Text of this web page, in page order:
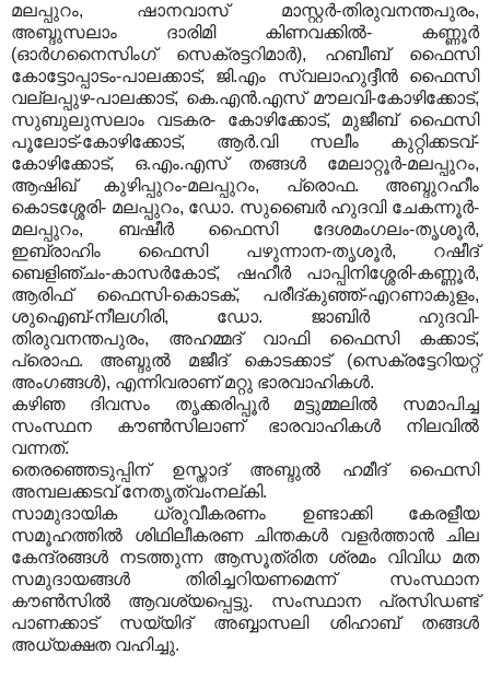
മലപ്പുറം, ഷാനവാസ് മാസ്റ്റര്‍-തിരുവനന്തപുരം,
അബ്ദുസലാം ദാരിമി കിണവക്കില്‍- കണ്ണൂര്‍
(ഓര്‍ഗനൈസിംഗ് സെക്രട്ടറിമാര്‍), ഹബീബ് ഫൈസി
കോട്ടോപ്പാടം-പാലക്കാട്, ജി.എം സ്വലാഹുദ്ദീന്‍ ഫൈസി
വല്ലപ്പുഴ-പാലക്കാട്, കെ.എന്‍.എസ് മൗലവി-കോഴിക്കോട്,
സുബുലുസലാം വടകര- കോഴിക്കോട്, മുജീബ് ഫൈസി
പൂലോട്-കോഴിക്കോട്, ആര്‍.വി സലീം കുറ്റിക്കടവ്-
കോഴിക്കോട്, ഒ.എം.എസ് തങ്ങള്‍ മേലാറ്റൂര്‍-മലപ്പുറം,
ആഷിഖ് കുഴിപ്പുറം-മലപ്പുറം, പ്രൊഫ. അബ്ദുറഹീം
കൊടശ്ശേരി- മലപ്പുറം, ഡോ. സുബൈര്‍ ഹുദവി ചേകന്നൂര്‍-
മലപ്പുറം, ബഷീര്‍ ഫൈസി ദേശമംഗലം-തൃശൂര്‍,
ഇബ്രാഹിം ഫൈസി പഴുന്നാന-തൃശൂര്‍, റഷീദ്
ബെളിഞ്ചം-കാസര്‍കോട്, ഷഹീര്‍ പാപ്പിനിശ്ശേരി-കണ്ണൂര്‍,
ആരിഫ് ഫൈസി-കൊടക്, പരീദ്കുഞ്ഞ്-എറണാകുളം,
ശുഐബ്-നീലഗിരി, ഡോ. ജാബിര്‍ ഹുദവി-
തിരുവനന്തപുരം, അഹമ്മദ് വാഫി ഫൈസി കക്കാട്,
പ്രൊഫ. അബ്ദുല്‍ മജീദ് കൊടക്കാട് (സെക്രട്ടേറിയറ്റ്
അംഗങ്ങള്‍), എന്നിവരാണ് മറ്റു ഭാരവാഹികള്‍.
കഴിഞ ദിവസം തൃക്കരിപ്പൂര്‍ മട്ടുമ്മലില്‍ സമാപിച്ച
സംസ്ഥന കൗണ്‍സിലാണ് ഭാരവാഹികൾ നിലവിൽ
വന്നത്.
തെരഞ്ഞെടുപ്പിന് ഉസ്താദ്‌ അബ്ദുല്‍ ഹമീദ് ഫൈസി
അമ്പലക്കടവ് നേതൃത്വംനല്കി.
സാമുദായിക ധ്രുവീകരണം ഉണ്ടാക്കി കേരളീയ
സമൂഹത്തില്‍ ശിഥിലീകരണ ചിന്തകള്‍ വളര്‍ത്താന്‍ ചില
കേന്ദ്രങ്ങള്‍ നടത്തുന്ന ആസൂത്രിത ശ്രമം വിവിധ മത
സമുദായങ്ങള്‍ തിരിച്ചറിയണമെന്ന് സംസ്ഥാന
കൗണ്‍സില്‍ ആവശ്യപ്പെട്ടു. സംസ്ഥാന പ്രസിഡണ്ട്
പാണക്കാട് സയ്യിദ് അബ്ബാസലി ശിഹാബ് തങ്ങള്‍
അധ്യക്ഷത വഹിച്ചു.